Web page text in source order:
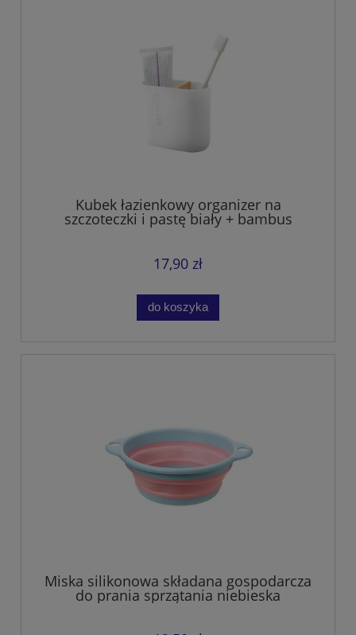
Kubek łazienkowy organizer na
szczoteczki i pastę biały + bambus
17,90 zł
do koszyka
Miska silikonowa składana gospodarcza
do prania sprzątania niebieska